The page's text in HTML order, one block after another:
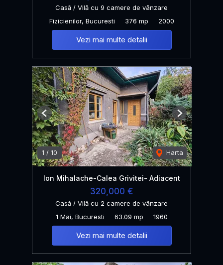
Casă / Vilă cu 9 camere de vânzare
Fizicienilor, Bucuresti
376 mp 2000
Vezi mai multe detalii
1 / 10 Harta
Previous Next
Ion Mihalache-Calea Grivitei- Adiacent
320,000 €
Casă / Vilă cu 2 camere de vânzare
1 Mai, Bucuresti
63.09 mp 1960
Vezi mai multe detalii